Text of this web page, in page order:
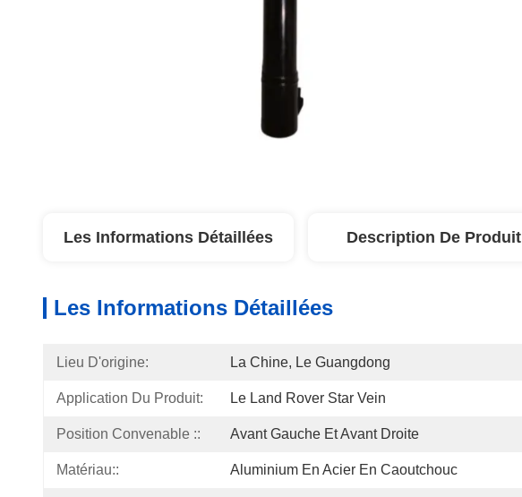
Les Informations Détaillées Description De Produit
Les Informations Détaillées
Lieu D'origine: La Chine, Le Guangdong
Application Du Produit: Le Land Rover Star Vein
Position Convenable :: Avant Gauche Et Avant Droite
Matériau:: Aluminium En Acier En Caoutchouc